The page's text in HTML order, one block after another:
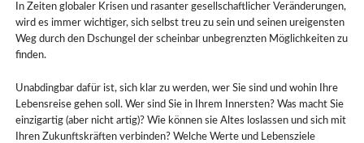
In Zeiten globaler Krisen und rasanter gesellschaftlicher Veränderungen,
wird es immer wichtiger, sich selbst treu zu sein und seinen ureigensten
Weg durch den Dschungel der scheinbar unbegrenzten Möglichkeiten zu
finden.
Unabdingbar dafür ist, sich klar zu werden, wer Sie sind und wohin Ihre
Lebensreise gehen soll. Wer sind Sie in Ihrem Innersten? Was macht Sie
einzigartig (aber nicht artig)? Wie können sie Altes loslassen und sich mit
Ihren Zukunftskräften verbinden? Welche Werte und Lebensziele